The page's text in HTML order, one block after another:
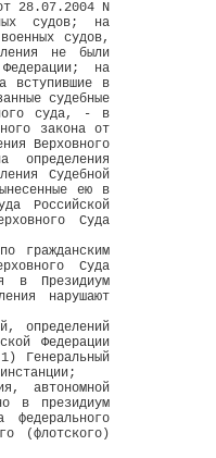
28.07.2004 N
судов; на
судов,
не были
на
вступившие в
судебные
суда, - в
закона от
Верховного
Судебной
ею в
Российской
Суда
гражданским
Суда
в Президиум
нарушают
определений
Федерации
Генеральный
автономной
в президиум
(флотского)